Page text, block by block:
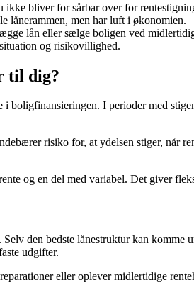
ikke bliver for sårbar over for
lånerammen, men har luft i økonomien.
lån eller sælge boligen ved
og risikovillighed.
til dig?
i boligfinansieringen. I perioder med
risiko for, at ydelsen stiger, når
og en del med variabel. Det giver
den bedste lånestruktur kan
udgifter.
eller oplever midlertidige